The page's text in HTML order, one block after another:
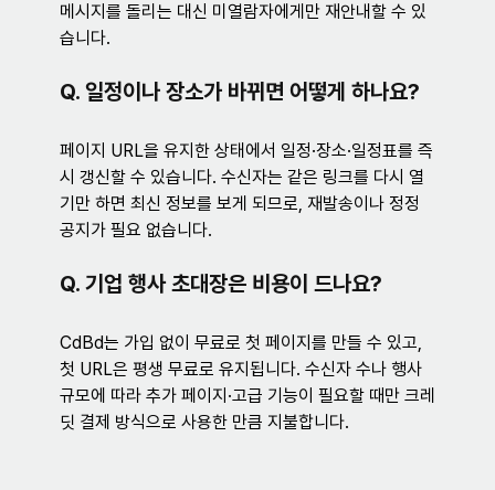
메시지를 돌리는 대신 미열람자에게만 재안내할 수 있
습니다.
Q. 일정이나 장소가 바뀌면 어떻게 하나요?
페이지 URL을 유지한 상태에서 일정·장소·일정표를 즉
시 갱신할 수 있습니다. 수신자는 같은 링크를 다시 열
기만 하면 최신 정보를 보게 되므로, 재발송이나 정정
공지가 필요 없습니다.
Q. 기업 행사 초대장은 비용이 드나요?
CdBd는 가입 없이 무료로 첫 페이지를 만들 수 있고,
첫 URL은 평생 무료로 유지됩니다. 수신자 수나 행사
규모에 따라 추가 페이지·고급 기능이 필요할 때만 크레
딧 결제 방식으로 사용한 만큼 지불합니다.